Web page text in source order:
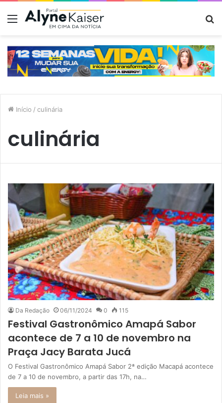
Menu
Início / culinária
culinária
Da Redação 06/11/2024 0 115
Festival Gastronômico Amapá Sabor
acontece de 7 a 10 de novembro na
Praça Jacy Barata Jucá
O Festival Gastronômico Amapá Sabor 2ª edição Macapá acontece
de 7 a 10 de novembro, a partir das 17h, na…
Leia mais »